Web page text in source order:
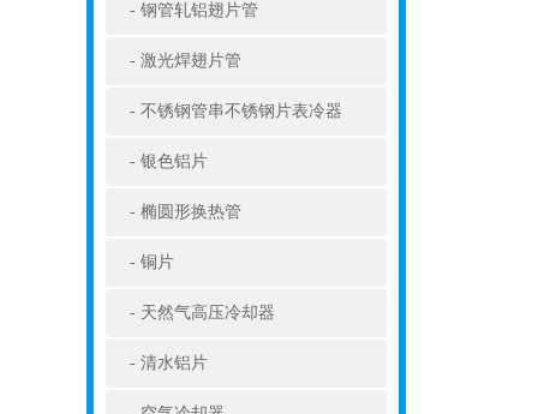
钢管轧铝翅片管
激光焊翅片管
不锈钢管串不锈钢片表冷器
银色铝片
椭圆形换热管
铜片
天然气高压冷却器
清水铝片